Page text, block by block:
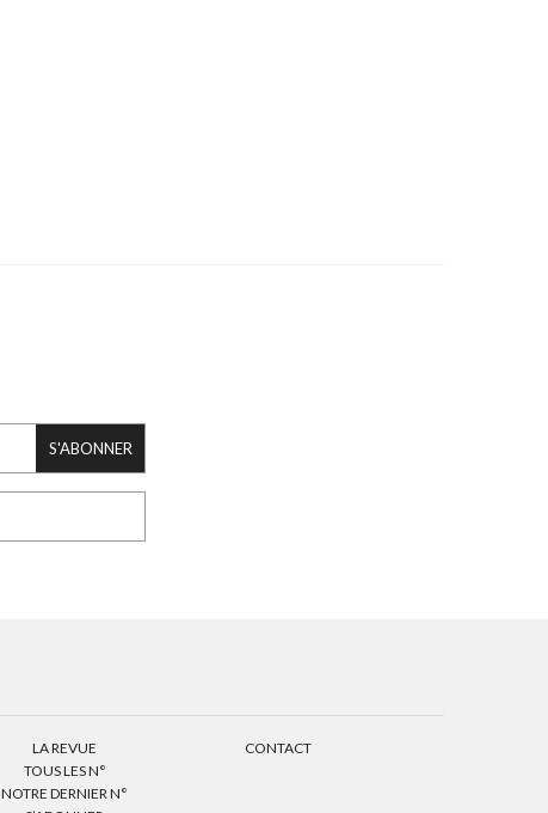
S'ABONNER
LA REVUE
TOUS LES N°
NOTRE DERNIER N°
CONTACT